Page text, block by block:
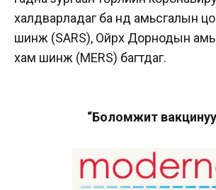
халдварладаг ба үүнд амьсгалын
шинж (SARS), Ойрх Дорнодын
хам шинж (MERS) багтдаг.
“Боломжит